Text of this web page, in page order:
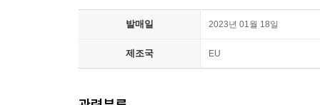
발매일 2023년 01월 18일
제조국 EU